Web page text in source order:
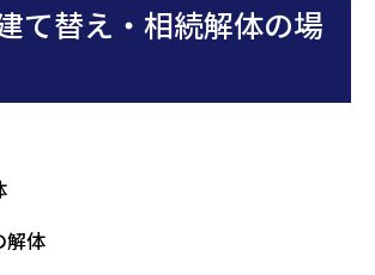
て替え・相続解体の場
解体